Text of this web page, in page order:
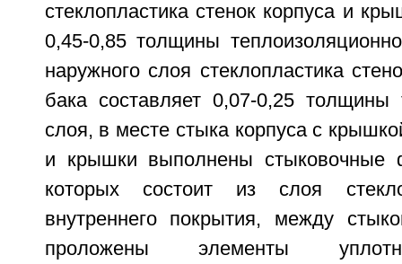
стеклопластика стенок корпуса и
0,45-0,85 толщины
наружного слоя стеклопластика
бака составляет 0,07-0,25 толщины
слоя, в месте стыка корпуса с
и крышки выполнены
которых состоит из слоя
внутреннего покрытия, между
проложены элементы